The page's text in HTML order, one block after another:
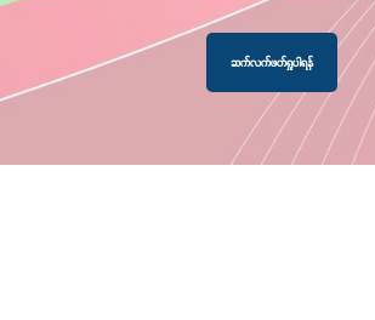
ဆက်လက်ဖတ်ရှုပါရန်